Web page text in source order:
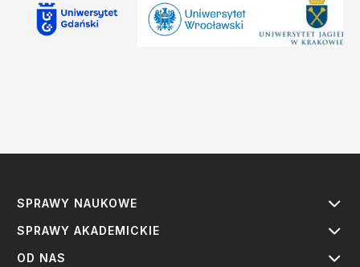
SPRAWY NAUKOWE
SPRAWY AKADEMICKIE
OD NAS